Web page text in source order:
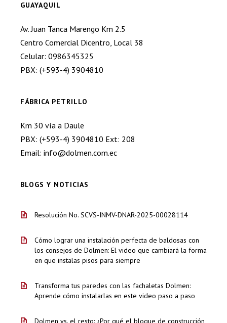
GUAYAQUIL
Av. Juan Tanca Marengo Km 2.5
Centro Comercial Dicentro, Local 38
Celular: 0986345325
PBX: (+593-4) 3904810
FÁBRICA PETRILLO
Km 30 vía a Daule
PBX: (+593-4) 3904810 Ext: 208
Email: info@dolmen.com.ec
BLOGS Y NOTICIAS
Resolución No. SCVS-INMV-DNAR-2025-00028114
Cómo lograr una instalación perfecta de baldosas con
los consejos de Dolmen: El video que cambiará la forma
en que instalas pisos para siempre
Transforma tus paredes con las fachaletas Dolmen:
Aprende cómo instalarlas en este video paso a paso
Dolmen vs. el resto: ¿Por qué el bloque de construcción